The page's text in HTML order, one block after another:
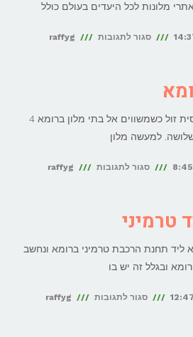
מלונות לכל היעדים בעולם כולל
סגור לתגובות על raffyg
מלון דירות ברומא נחשב יחסית זול כשמשווים אל בתי מלון ברומא 4
8:45 סגור לתגובות על raffyg
טרמיני
ליד תחנת הרכבת טרמיני ברומא ונחשב
ובגלל זה יש בו
סגור לתגובות על raffyg